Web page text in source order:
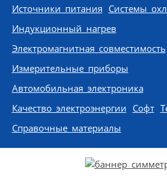
Источники питания Системы
Индукционный нагрев
Электромагнитная совместимость
Измерительные приборы
Автомобильная электроника
Качество электроэнергии Софт
Справочные материалы